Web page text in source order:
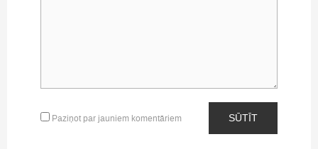
Paziņot par jauniem komentāriem SŪTĪT